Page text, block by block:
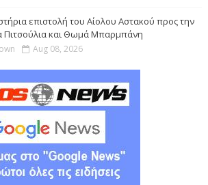
επιστολή του Αίολου Αστακού προς την
Πιτσούλια και Θωμά Μπαρμπάνη
Aug 08, 2026